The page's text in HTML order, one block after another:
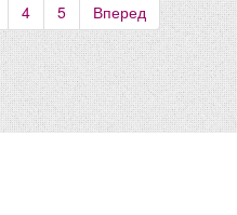
4 5 Вперед